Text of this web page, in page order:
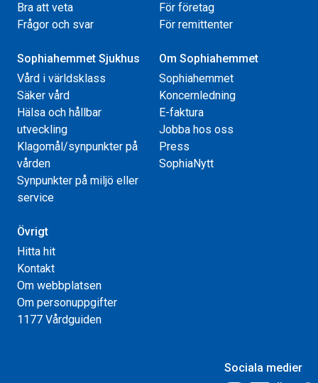
Bra att veta
Frågor och svar
För företag
För remittenter
Sophiahemmet Sjukhus
Vård i världsklass
Säker vård
Hälsa och hållbar
utveckling
Klagomål/synpunkter på
vården
Synpunkter på miljö eller
service
Om Sophiahemmet
Sophiahemmet
Koncernledning
E-faktura
Jobba hos oss
Press
SophiaNytt
Övrigt
Hitta hit
Kontakt
Om webbplatsen
Om personuppgifter
1177 Vårdguiden
Sociala medier